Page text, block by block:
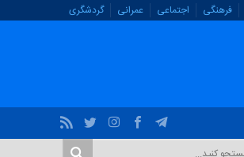
فرهنگی اجتماعی عمرانی گردشگری